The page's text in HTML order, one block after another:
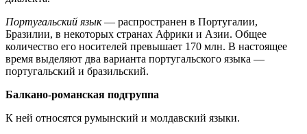
Португальский язык— распространен в Португалии,
Бразилии, в некоторых странах Африки и Азии. Общее
количество его носителей превышает 170 млн. В настоящее
время выделяют два варианта португальского языка —
португальский и бразильский.
Балкано-романская подгруппа
К ней относятся румынский и молдавский языки.